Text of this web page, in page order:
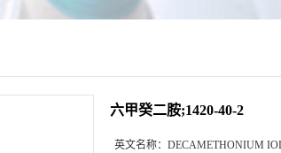
六甲癸二胺;1420-40-2
英文名称： DECAMETHONIUM